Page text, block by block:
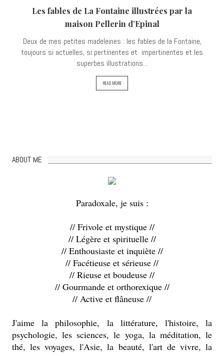
Les fables de La Fontaine illustrées par la
maison Pellerin d’Epinal
Deux de mes petites madeleines : les fables de la Fontaine,
toujours si actuelles, si pertinentes et impertinentes et les
superbes illustrations...
READ MORE
ABOUT ME
Paradoxale, je suis :
// Frivole et mystique //
// Légère et spirituelle //
// Enthousiaste et inquiète //
// Facétieuse et sérieuse //
// Rieuse et boudeuse //
// Gourmande et orthorexique //
// Active et flâneuse //
J'aime la philosophie, la littérature, l'histoire, la
psychologie, les sciences, le yoga, la méditation, le
thé, les voyages, l'Asie, la beauté, l'art de vivre, la